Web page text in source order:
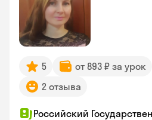
5 от 893 ₽ за урок
2 отзыва
Российский